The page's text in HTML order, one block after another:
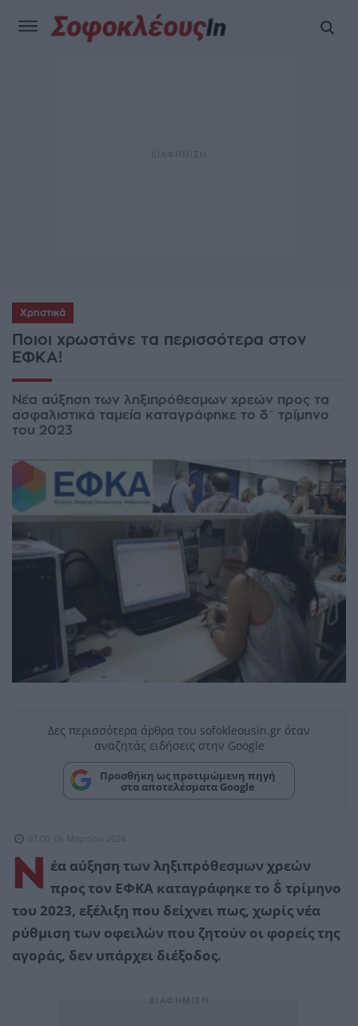
Χρηστικά
Ποιοι χρωστάνε τα περισσότερα στον
ΕΦΚΑ!
Νέα αύξηση των ληξιπρόθεσμων χρεών προς τα
ασφαλιστικά ταμεία καταγράφηκε το δ΄ τρίμηνο
του 2023
Δες περισσότερα άρθρα του sofokleousin.gr όταν
αναζητάς ειδήσεις στην Google
Προσθήκη ως προτιμώμενη πηγή
στα αποτελέσματα Google
07:00, 06 Μαρτίου 2024
Ν
έα αύξηση των ληξιπρόθεσμων χρεών
προς τον ΕΦΚΑ καταγράφηκε το δ΄ τρίμηνο
του 2023, εξέλιξη που δείχνει πως, χωρίς νέα
ρύθμιση των οφειλών που ζητούν οι φορείς της
αγοράς, δεν υπάρχει διέξοδος.